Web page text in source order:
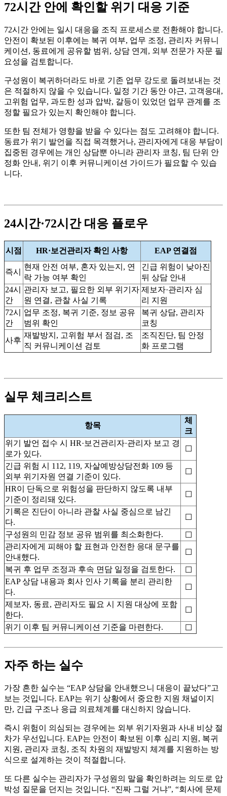
72시간 안에 확인할 위기 대응 기준
72시간 안에는 일시 대응을 조직 프로세스로 전환해야 합니다.
안전이 확보된 이후에는 복귀 여부, 업무 조정, 관리자 커뮤니
케이션, 동료에게 공유할 범위, 상담 연계, 외부 전문가 자문 필
요성을 검토합니다.
구성원이 복귀하더라도 바로 기존 업무 강도로 돌려보내는 것
은 적절하지 않을 수 있습니다. 일정 기간 동안 야근, 고객응대,
고위험 업무, 과도한 성과 압박, 갈등이 있었던 업무 관계를 조
정할 필요가 있는지 확인해야 합니다.
또한 팀 전체가 영향을 받을 수 있다는 점도 고려해야 합니다.
동료가 위기 발언을 직접 목격했거나, 관리자에게 대응 부담이
집중된 경우에는 개인 상담뿐 아니라 관리자 코칭, 팀 단위 안
정화 안내, 위기 이후 커뮤니케이션 가이드가 필요할 수 있습
니다.
24시간·72시간 대응 플로우
시점 HR·보건관리자 확인 사항 EAP 연결점
즉시
현재 안전 여부, 혼자 있는지, 연
락 가능 여부 확인
긴급 위험이 낮아진
뒤 상담 안내
24시
간
관리자 보고, 필요한 외부 위기자
원 연결, 관찰 사실 기록
제보자·관리자 심
리 지원
72시
간
업무 조정, 복귀 기준, 정보 공유
범위 확인
복귀 상담, 관리자
코칭
사후
재발방지, 고위험 부서 점검, 조
직 커뮤니케이션 검토
조직진단, 팀 안정
화 프로그램
실무 체크리스트
항목
체
크
위기 발언 접수 시 HR·보건관리자·관리자 보고 경
로가 있다.
☐
긴급 위험 시 112, 119, 자살예방상담전화 109 등
외부 위기자원 연결 기준이 있다.
☐
HR이 단독으로 위험성을 판단하지 않도록 내부
기준이 정리돼 있다.
☐
기록은 진단이 아니라 관찰 사실 중심으로 남긴
다.
☐
구성원의 민감 정보 공유 범위를 최소화한다.
☐
관리자에게 피해야 할 표현과 안전한 응대 문구를
안내했다.
☐
복귀 후 업무 조정과 후속 면담 일정을 검토한다.
☐
EAP 상담 내용과 회사 인사 기록을 분리 관리한
다.
☐
제보자, 동료, 관리자도 필요 시 지원 대상에 포함
한다.
☐
위기 이후 팀 커뮤니케이션 기준을 마련한다.
☐
자주 하는 실수
가장 흔한 실수는 “EAP 상담을 안내했으니 대응이 끝났다”고
보는 것입니다. EAP는 위기 상황에서 중요한 지원 채널이지
만, 긴급 구조나 응급 의료체계를 대신하지 않습니다.
즉시 위험이 의심되는 경우에는 외부 위기자원과 사내 비상 절
차가 우선입니다. EAP는 안전이 확보된 이후 심리 지원, 복귀
지원, 관리자 코칭, 조직 차원의 재발방지 체계를 지원하는 방
식으로 설계하는 것이 적절합니다.
또 다른 실수는 관리자가 구성원의 말을 확인하려는 의도로 압
박성 질문을 던지는 것입니다. “진짜 그럴 거냐”, “회사에 문제